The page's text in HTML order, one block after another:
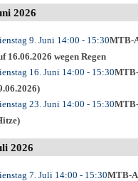
2026
9. Juni14:00 - 15:30MTB-
16.06.2026 wegen Regen
16. Juni14:00 - 15:30
23. Juni14:00 - 15:30
2026
7. Juli14:00 - 15:30MTB-